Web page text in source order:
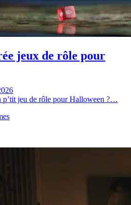
jeux de rôle pour
jeu de rôle pour Halloween ?…